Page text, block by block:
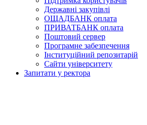
Державні закупівлі
ОЩАДБАНК оплата
ПРИВАТБАНК оплата
Поштовий сервер
Програмне забезпечення
Інституційний репозитарій
Сайти університету
Запитати у ректора